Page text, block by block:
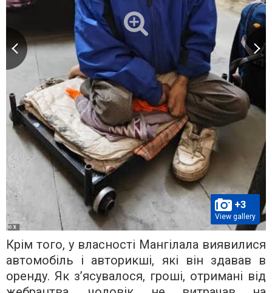
+3
View gallery
Крім того, у власності Мангілала виявилися
автомобіль і авторикші, які він здавав в
оренду. Як з’ясувалося, гроші, отримані від